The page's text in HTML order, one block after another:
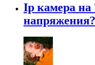
Ip камера на
напряжения?